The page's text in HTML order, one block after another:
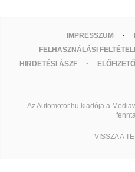
IMPRESSZUM
FELHASZNÁLÁSI
HIRDETÉSI ÁSZF
Az Automotor.hu kiadója a
VISSZA A